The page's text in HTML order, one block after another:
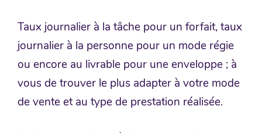
Taux journalier à la tâche pour un forfait, taux
journalier à la personne pour un mode régie
ou encore au livrable pour une enveloppe ; à
vous de trouver le plus adapter à votre mode
de vente et au type de prestation réalisée.